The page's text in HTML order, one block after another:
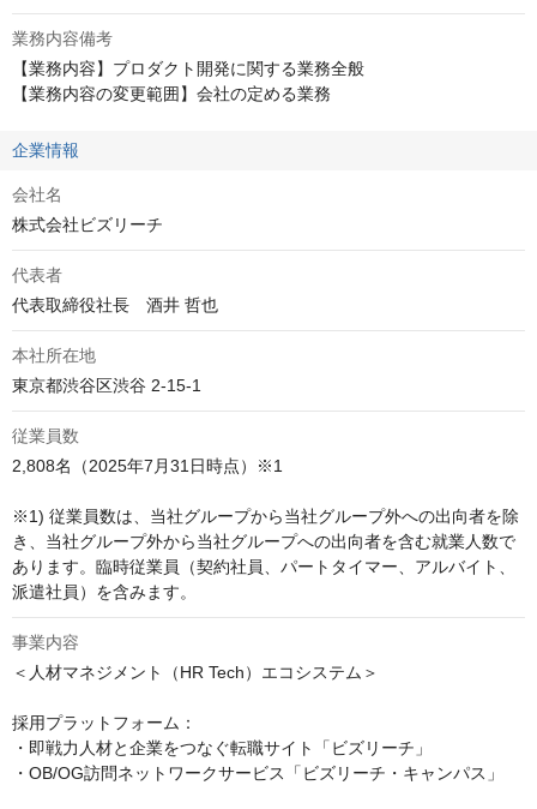
業務内容備考
【業務内容】プロダクト開発に関する業務全般
【業務内容の変更範囲】会社の定める業務
企業情報
会社名
株式会社ビズリーチ
代表者
代表取締役社長　酒井 哲也
本社所在地
東京都渋谷区渋谷 2-15-1
従業員数
2,808名（2025年7月31日時点）※1
※1) 従業員数は、当社グループから当社グループ外への出向者を除
き、当社グループ外から当社グループへの出向者を含む就業人数で
あります。臨時従業員（契約社員、パートタイマー、アルバイト、
派遣社員）を含みます。
事業内容
＜人材マネジメント（HR Tech）エコシステム＞
採用プラットフォーム：
・即戦力人材と企業をつなぐ転職サイト「ビズリーチ」
・OB/OG訪問ネットワークサービス「ビズリーチ・キャンパス」